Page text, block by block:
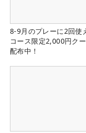
8-9月のプレーに2回使
コース限定2,000円ク
配布中！